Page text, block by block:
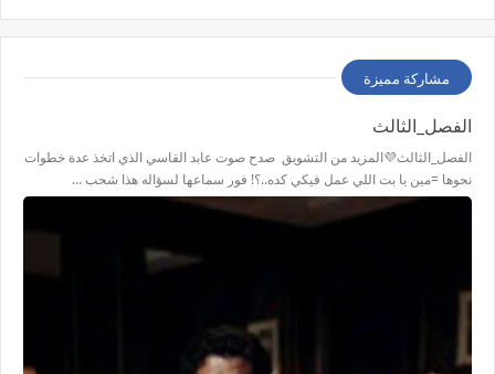
مشاركة مميزة
الفصل_الثالث
الفصل_الثالث💜المزيد من التشويق صدح صوت عابد القاسي الذي اتخذ عدة خطوات
نحوها =مين يا بت اللي عمل فيكي كده..؟! فور سماعها لسؤاله هذا شحب …